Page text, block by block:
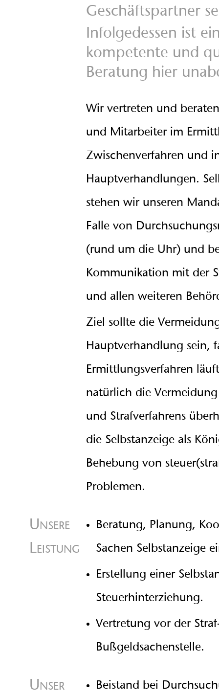
Geschäftspartner
Infolgedessen ist
kompetente und
Beratung hier
Wir vertreten und
und Mitarbeiter im
Zwischenverfahren und
Hauptverhandlungen.
stehen wir unseren
Falle von
(rund um die Uhr) und
Kommunikation mit der
und allen weiteren
Ziel sollte die
Hauptverhandlung sein,
Ermittlungsverfahren
natürlich die
und Strafverfahrens
die Selbstanzeige als
Behebung von
Problemen.
Unsere
Leistung
Beratung, Planung,
Sachen Selbstanzeige
Erstellung einer
Steuerhinterziehung.
Vertretung vor der
Bußgeldsachenstelle.
Unser Beistand bei